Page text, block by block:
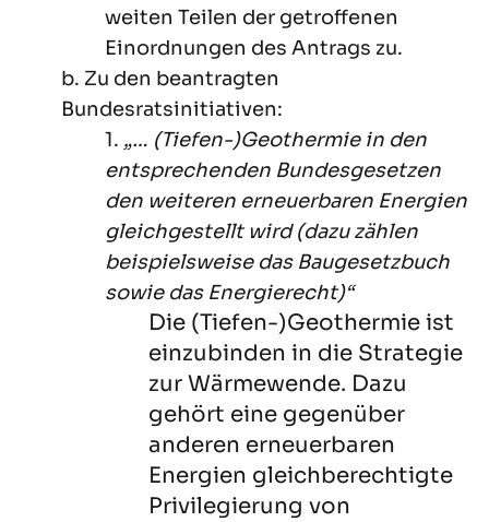
weiten Teilen der getroffenen
Einordnungen des Antrags zu.
b. Zu den beantragten
Bundesratsinitiativen:
1. „… (Tiefen-)Geothermie in den
entsprechenden Bundesgesetzen
den weiteren erneuerbaren Energien
gleichgestellt wird (dazu zählen
beispielsweise das Baugesetzbuch
sowie das Energierecht)“
Die (Tiefen-)Geothermie ist
einzubinden in die Strategie
zur Wärmewende. Dazu
gehört eine gegenüber
anderen erneuerbaren
Energien gleichberechtigte
Privilegierung von